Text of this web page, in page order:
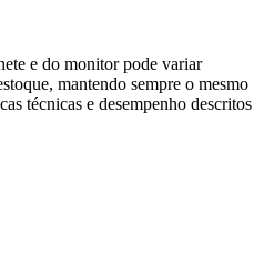
e do monitor pode variar
mantendo sempre o mesmo
técnicas e desempenho descritos